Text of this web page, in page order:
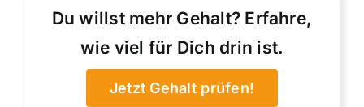
Du willst mehr Gehalt? Erfahre,
wie viel für Dich drin ist.
Jetzt Gehalt prüfen!